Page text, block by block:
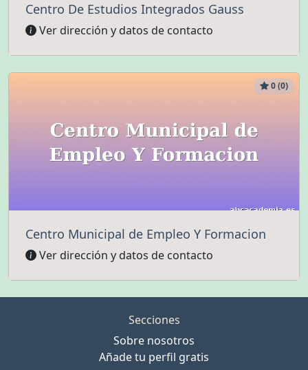
Centro De Estudios Integrados Gauss
Ver dirección y datos de contacto
0 (0)
Centro Municipal de Empleo Y Formacion
Ver dirección y datos de contacto
Secciones
Sobre nosotros
Añade tu perfil gratis